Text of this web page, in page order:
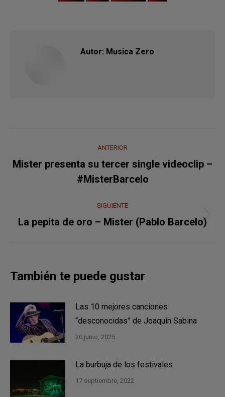
Autor: Musica Zero
entre
publicaciones
ANTERIOR
Publicación
anterior:
Mister presenta su tercer single videoclip –
#MisterBarcelo
SIGUIENTE
Publicación
La pepita de oro – Mister (Pablo Barcelo)
También te puede gustar
Las 10 mejores canciones
“desconocidas” de Joaquín Sabina
20 junio, 2025
La burbuja de los festivales
17 septiembre, 2022